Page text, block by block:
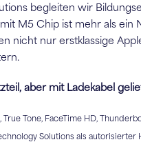
begleiten wir
mit M5 Chip ist mehr als
nicht nur erstklassige
aber mit Ladekabel
True Tone, FaceTime HD,
Solutions als